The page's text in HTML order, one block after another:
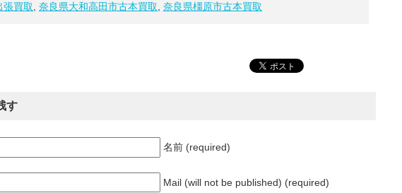
張買取, 奈良県大和高田市古本買取, 奈良県橿原市古本買取
す
名前 (required)
Mail (will not be published) (required)